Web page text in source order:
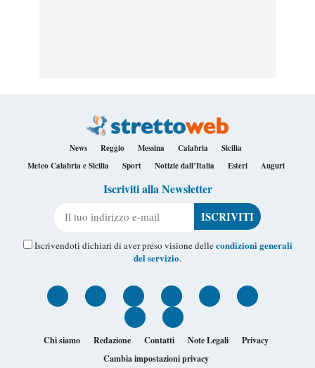
News Reggio Messina Calabria
Sicilia
Meteo Calabria e Sicilia
Sport Notizie dall’Italia Esteri Auguri
Iscriviti alla Newsletter
Iscrivendoti dichiari di aver preso visione dellecondizioni generali
del servizio.
Chi siamo Redazione Contatti Note Legali
Privacy
Cambia impostazioni privacy